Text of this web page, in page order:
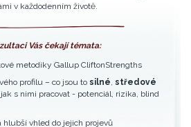
v každodenním životě.
Vás čekají témata:
metodiky Gallup CliftonStrengths
profilu – co jsou to silné středové
jak s nimi pracovat - potenciál, rizika, blind
hlubší vhled do jejich projevů